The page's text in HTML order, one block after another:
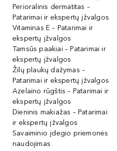
Perioralinis dermatitas –
Patarimai ir ekspertų įžvalgos
Vitaminas E – Patarimai ir
ekspertų įžvalgos
Tamsūs paakiai – Patarimai ir
ekspertų įžvalgos
Žilų plaukų dažymas –
Patarimai ir ekspertų įžvalgos
Azelaino rūgštis – Patarimai ir
ekspertų įžvalgos
Dieninis makiažas – Patarimai
ir ekspertų įžvalgos
Savaiminio įdegio priemonės
naudojimas